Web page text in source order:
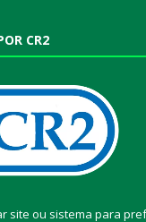
CR2
site ou sistema para